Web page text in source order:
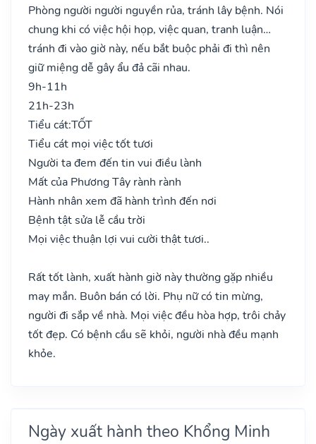
Phòng người người nguyền rủa, tránh lây bệnh. Nói
chung khi có việc hội họp, việc quan, tranh luận…
tránh đi vào giờ này, nếu bắt buộc phải đi thì nên
giữ miệng dễ gây ẩu đả cãi nhau.
9h-11h
21h-23h
Tiểu cát:TỐT
Tiểu cát mọi việc tốt tươi
Người ta đem đến tin vui điều lành
Mất của Phương Tây rành rành
Hành nhân xem đã hành trình đến nơi
Bệnh tật sửa lễ cầu trời
Mọi việc thuận lợi vui cười thật tươi..
Rất tốt lành, xuất hành giờ này thường gặp nhiều
may mắn. Buôn bán có lời. Phụ nữ có tin mừng,
người đi sắp về nhà. Mọi việc đều hòa hợp, trôi chảy
tốt đẹp. Có bệnh cầu sẽ khỏi, người nhà đều mạnh
khỏe.
Ngày xuất hành theo Khổng Minh